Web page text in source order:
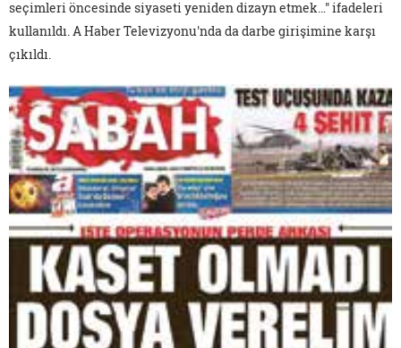
seçimleri öncesinde siyaseti yeniden dizayn etmek…" ifadeleri
kullanıldı. A Haber Televizyonu'nda da darbe girişimine karşı
çıkıldı.